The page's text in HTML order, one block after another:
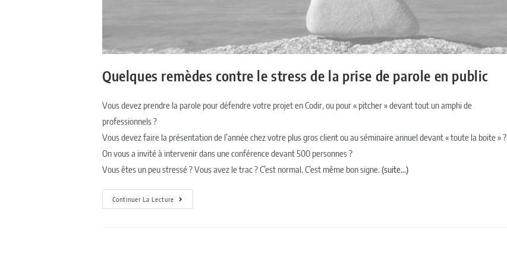
Quelques remèdes contre le stress de la prise de parole en public
Vous devez prendre la parole pour défendre votre projet en Codir, ou pour « pitcher » devant tout un amphi de
professionnels ?
Vous devez faire la présentation de l’année chez votre plus gros client ou au séminaire annuel devant « toute la boite » ?
On vous a invité à intervenir dans une conférence devant 500 personnes ?
Vous êtes un peu stressé ? Vous avez le trac ? C’est normal. C’est même bon signe.(suite…)
Continuer La Lecture